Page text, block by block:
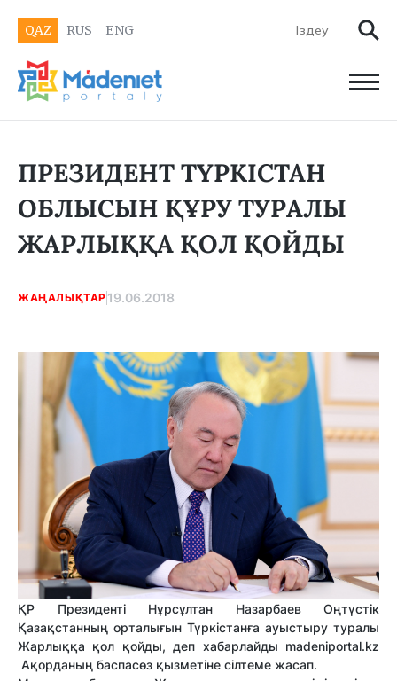
QAZ RUS ENG
ПРЕЗИДЕНТ ТҮРКІСТАН
ОБЛЫСЫН ҚҰРУ ТУРАЛЫ
ЖАРЛЫҚҚА ҚОЛ ҚОЙДЫ
ЖАҢАЛЫҚТАР 19.06.2018
ҚР Президенті Нұрсұлтан Назарбаев Оңтүстік
Қазақстанның орталығын Түркістанға ауыстыру туралы
Жарлыққа қол қойды, деп хабарлайды madeniportal.kz
Ақорданың баспасөз қызметіне сілтеме жасап.